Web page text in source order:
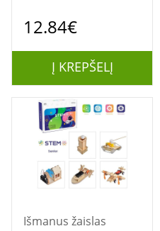
šaudyklė"
12.84€
Į KREPŠELĮ
Išmanus žaislas